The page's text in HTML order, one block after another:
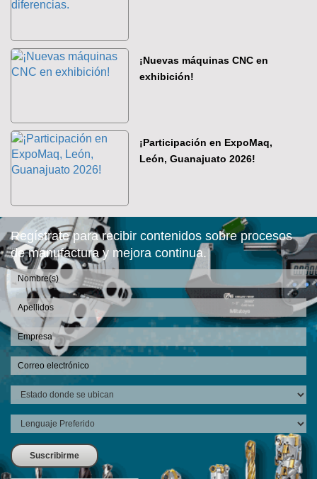
¡Nuevas máquinas CNC en
exhibición!
¡Participación en ExpoMaq,
León, Guanajuato 2026!
Regístrate para recibir contenidos sobre procesos
de manufactura y mejora continua.